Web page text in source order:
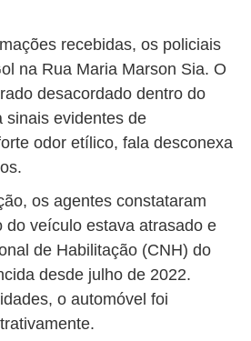
recebidas, os policiais
na Rua Maria Marson Sia. O
desacordado dentro do
sinais evidentes de
odor etílico, fala desconexa
os agentes constataram
do veículo estava atrasado e
de Habilitação (CNH) do
desde julho de 2022.
o automóvel foi